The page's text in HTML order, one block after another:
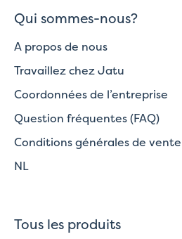
Qui sommes-nous?
A propos de nous
Travaillez chez Jatu
Coordonnées de l’entreprise
Question fréquentes (FAQ)
Conditions générales de vente
NL
Tous les produits